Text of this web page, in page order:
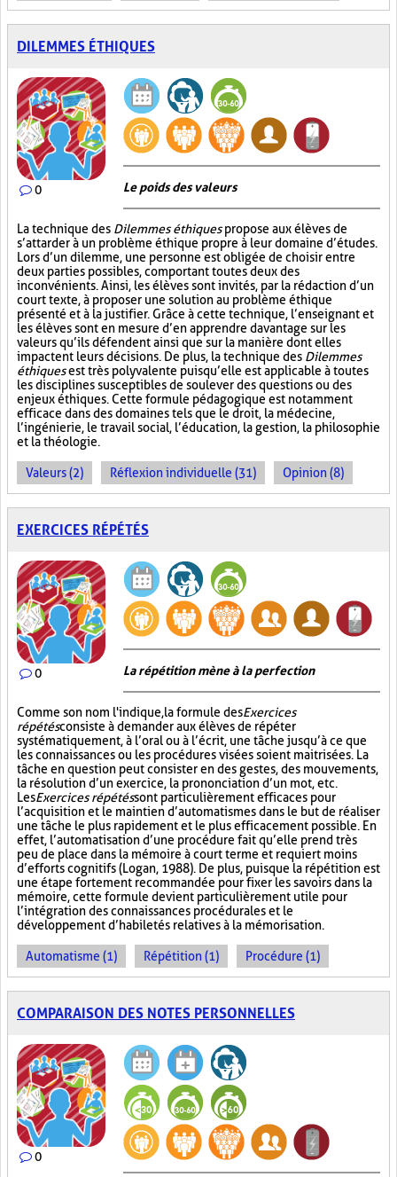
DILEMMES ÉTHIQUES
0 Le poids des valeurs
La technique des Dilemmes éthiquespropose aux élèves de
s’attarder à un problème éthique propre à leur domaine d’études.
Lors d’un dilemme, une personne est obligée de choisir entre
deux parties possibles, comportant toutes deux des
inconvénients. Ainsi, les élèves sont invités, par la rédaction d’un
court texte, à proposer une solution au problème éthique
présenté et à la justifier. Grâce à cette technique, l’enseignant et
les élèves sont en mesure d’en apprendre davantage sur les
valeurs qu’ils défendent ainsi que sur la manière dont elles
impactent leurs décisions. De plus, la technique des Dilemmes
éthiquesest très polyvalente puisqu’elle est applicable à toutes
les disciplines susceptibles de soulever des questions ou des
enjeux éthiques. Cette formule pédagogique est notamment
efficace dans des domaines tels que le droit, la médecine,
l’ingénierie, le travail social, l’éducation, la gestion, la philosophie
et la théologie.
Valeurs (2) Réflexion individuelle (31) Opinion (8)
EXERCICES RÉPÉTÉS
0 La répétition mène à la perfection
Comme son nom l'indique, la formule desExercices
répétésconsiste à demander aux élèves de répéter
systématiquement, à l’oral ou à l’écrit, une tâche jusqu’à ce que
les connaissances ou les procédures visées soient maitrisées. La
tâche en question peut consister en des gestes, des mouvements,
la résolution d’un exercice, la prononciation d’un mot, etc.
LesExercices répétéssont particulièrement efficaces pour
l’acquisition et le maintien d’automatismes dans le but de réaliser
une tâche le plus rapidement et le plus efficacement possible. En
effet, l’automatisation d’une procédure fait qu’elle prend très
peu de place dans la mémoire à court terme et requiert moins
d’efforts cognitifs (Logan, 1988). De plus, puisque la répétition est
une étape fortement recommandée pour fixer les savoirs dans la
mémoire, cette formule devient particulièrement utile pour
l’intégration des connaissances procédurales et le
développement d’habiletés relatives à la mémorisation.
Automatisme (1) Répétition (1) Procédure (1)
COMPARAISON DES NOTES PERSONNELLES
0